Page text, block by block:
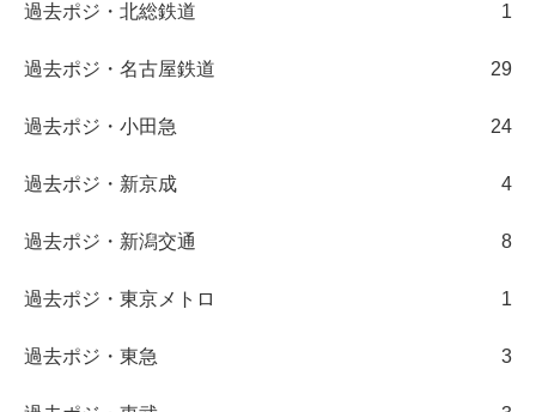
過去ポジ・北総鉄道 1
過去ポジ・名古屋鉄道 29
過去ポジ・小田急 24
過去ポジ・新京成 4
過去ポジ・新潟交通 8
過去ポジ・東京メトロ 1
過去ポジ・東急 3